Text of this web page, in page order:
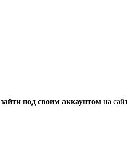
зайти под своим аккаунтом на